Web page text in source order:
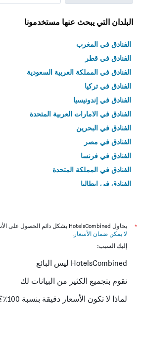
البلدان التي يبحث عنها مستخدمونا
الفنادق في المغرب
الفنادق في قطر
الفنادق في المملكة العربية السعودية
الفنادق في تركيا
الفنادق في إندونيسيا
الفنادق في الامارات العربية المتحدة
الفنادق في البحرين
الفنادق في مصر
الفنادق في فرنسا
الفنادق في المملكة المتحدة
الفنادق في إيطاليا
*
يحاول HotelsCombined بشكل دائم الحصول على الأسعار الدقيقة، ولكن
لا يمكن ضمان الأسعار .
إليك السبب:
HotelsCombined ليس البائع
نقوم بتجميع الكثير من البيانات لك
لماذا لا تكون الأسعار دقيقة بنسبة 100٪؟